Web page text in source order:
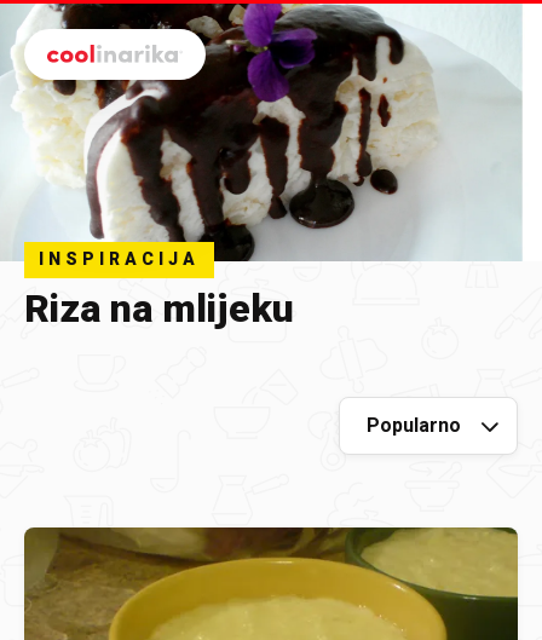
Preskoči na glavni sadržaj
INSPIRACIJA
Riza na mlijeku